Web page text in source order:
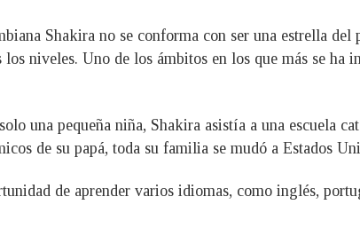
Shakira no se conforma con ser una estrella
los niveles. Uno de los ámbitos en los que más se ha
una pequeña niña, Shakira asistía a una escuela
de su papá, toda su familia se mudó a Estados
de aprender varios idiomas, como inglés,